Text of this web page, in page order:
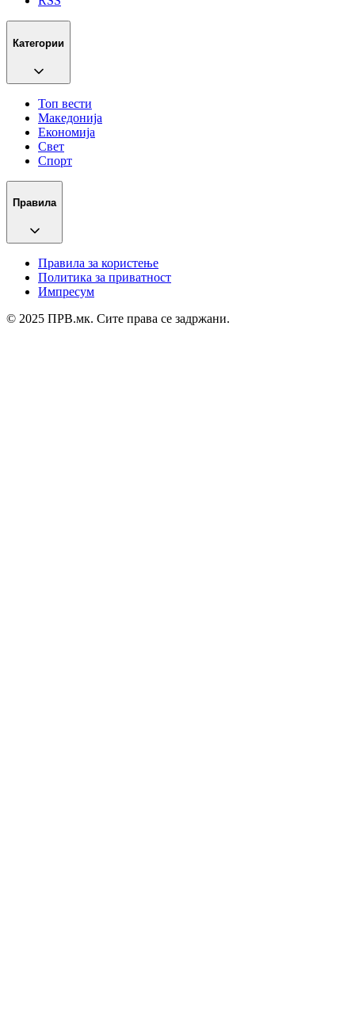
Категории
Топ вести
Македонија
Економија
Свет
Спорт
Правила
Правила за користење
Политика за приватност
Импресум
© 2025 ПРВ.мк. Сите права се задржани.